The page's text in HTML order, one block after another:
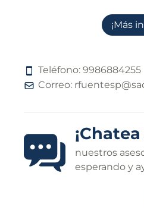
¡Más
Teléfono: 9986884255
Correo:
¡Chatea
nuestros
esperando y